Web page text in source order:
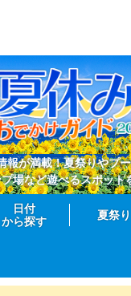
報が満載！夏祭りやプ
場など遊べるスポット
日付
から探す
夏祭り